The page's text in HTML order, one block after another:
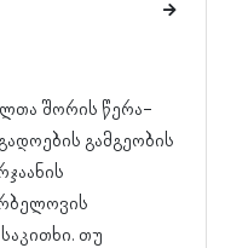
შორის წერა-
გამგეობის
თუ